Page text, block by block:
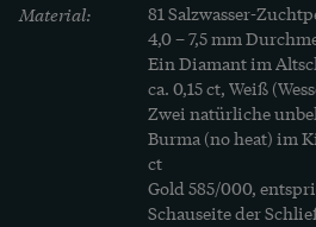
Material:
81 Salzwasser-
4,0 – 7,5 mm
Ein Diamant im
ca. 0,15 ct, Weiß
Zwei natürliche
Burma (no heat) im
ct
Gold 585/000,
Schauseite der